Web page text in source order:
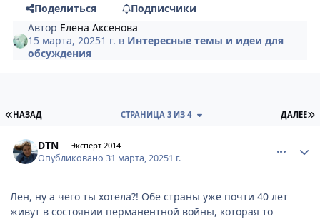
Поделиться
Подписчики
Автор Елена Аксенова
15 марта, 20251 г. в Интересные темы и идеи для
обсуждения
ПЕРВАЯ СТРАНИЦА
НАЗАД ДАЛЕЕ
СТРАНИЦА 3 ИЗ 4
DTN Эксперт 2014
Опубликовано31 марта, 20251 г.
Лен, ну а чего ты хотела?! Обе страны уже почти 40 лет
живут в состоянии перманентной войны, которая то